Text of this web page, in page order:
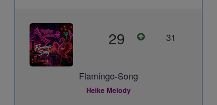
29 31
Flamingo-Song
Heike Melody